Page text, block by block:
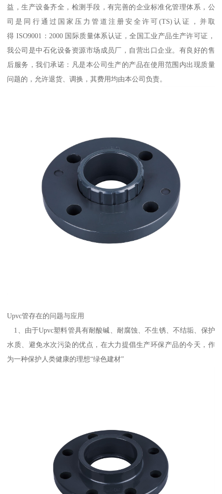
益，生产设备齐全，检测手段，有完善的企业标准化管理体系，公
司是同行通过国家压力管道注册安全许可(TS)认证，并取
得 ISO9001：2000 国际质量体系认证，全国工业产品生产许可证，
我公司是中石化设备资源市场成员厂，自营出口企业。有良好的售
后服务，我们承诺：凡是本公司生产的产品在使用范围内出现质量
问题的，允许退货、调换，其费用均由本公司负责。
Upvc管存在的问题与应用
1、由于Upvc塑料管具有耐酸碱、耐腐蚀、不生锈、不结垢、保护
水质、避免水次污染的优点，在大力提倡生产环保产品的今天，作
为一种保护人类健康的理想“绿色建材”